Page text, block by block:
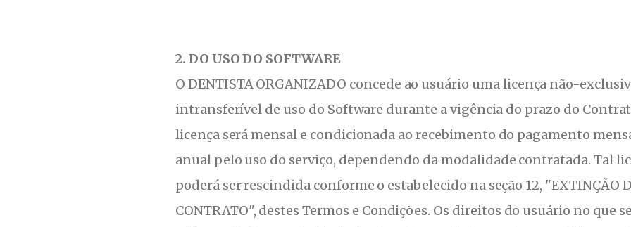
2. DO USO DO SOFTWARE
O DENTISTA ORGANIZADO concede ao usuário uma licença não-
intransferível de uso do Software durante a vigência do prazo do
licença será mensal e condicionada ao recebimento do pagamento
anual pelo uso do serviço, dependendo da modalidade contratada. Tal
poderá ser rescindida conforme o estabelecido na seção 12, "EXTINÇÃO
CONTRATO", destes Termos e Condições. Os direitos do usuário no que se